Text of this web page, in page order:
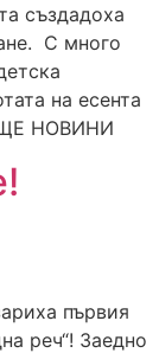
създадоха
С много
на есента
НОВИНИ
първия
реч“! Заедно